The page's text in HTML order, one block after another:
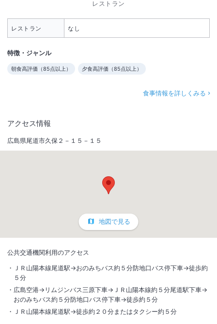
レストラン
レストラン なし
特徴・ジャンル
朝食高評価（85点以上） 夕食高評価（85点以上）
食事情報を詳しくみる
アクセス情報
広島県尾道市久保２－１５－１５
地図で見る
公共交通機関利用のアクセス
ＪＲ山陽本線尾道駅→おのみちバス約５分防地口バス停下車→徒歩約
５分
広島空港→リムジンバス三原下車→ＪＲ山陽本線約５分尾道駅下車→
おのみちバス約５分防地口バス停下車→徒歩約５分
ＪＲ山陽本線尾道駅→徒歩約２０分またはタクシー約５分